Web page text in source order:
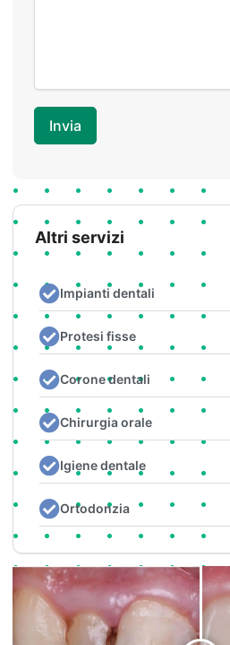
Altri servizi
Impianti dentali
Protesi fisse
Corone dentali
Chirurgia orale
Igiene dentale
Ortodonzia